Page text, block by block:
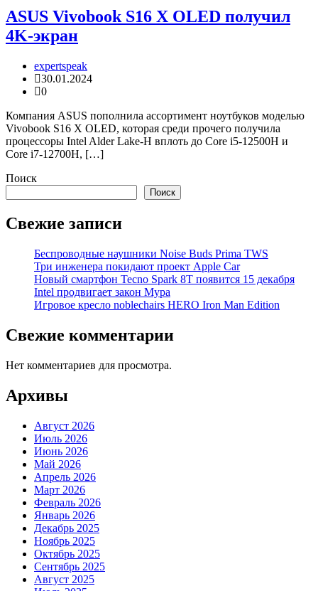
ASUS Vivobook S16 X OLED получил
4K-экран
expertspeak
30.01.2024
0
Компания ASUS пополнила ассортимент ноутбуков моделью
Vivobook S16 X OLED, которая среди прочего получила
процессоры Intel Alder Lake-H вплоть до Core i5-12500H и
Core i7-12700H, […]
Поиск
Поиск
Свежие записи
Беспроводные наушники Noise Buds Prima TWS
Три инженера покидают проект Apple Car
Новый смартфон Tecno Spark 8T появится 15 декабря
Intel продвигает закон Мура
Игровое кресло noblechairs HERO Iron Man Edition
Свежие комментарии
Нет комментариев для просмотра.
Архивы
Август 2026
Июль 2026
Июнь 2026
Май 2026
Апрель 2026
Март 2026
Февраль 2026
Январь 2026
Декабрь 2025
Ноябрь 2025
Октябрь 2025
Сентябрь 2025
Август 2025